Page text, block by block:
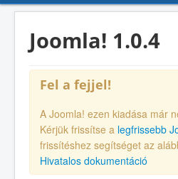
Joomla! 1.0.4
Fel a fejjel!
A Joomla! ezen kiadása már
Kérjük frissítse a legfrissebb
frissítéshez segítséget az
Hivatalos dokumentáció